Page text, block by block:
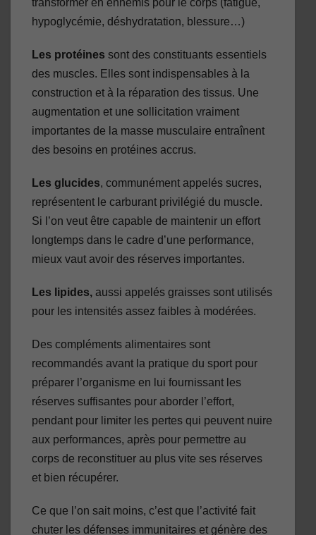
transformer en ennemis pour le corps (fatigue,
hypoglycémie, déshydratation, blessure…)
Les protéines sont des constituants essentiels
des muscles. Elles sont indispensables à la
construction et à la réparation des tissus. Une
augmentation et une sollicitation vraiment
importantes de la masse musculaire entraînent
des besoins en protéines accrus.
Les glucides, communément appelés sucres,
représentent le carburant privilégié du muscle.
Si l’on veut être capable de maintenir un effort
longtemps dans le cadre d’une performance,
mieux vaut avoir des réserves importantes.
Les lipides, aussi appelés graisses sont utilisés
pour les intensités assez faibles à modérées.
Des compléments alimentaires sont
recommandés avant la pratique du sport pour
préparer l’organisme en lui fournissant les
réserves suffisantes pour aborder l’effort,
pendant pour limiter les pertes qui peuvent nuire
aux performances, après pour permettre au
corps de reconstituer au plus vite ses réserves
et bien récupérer.
Ce que l’on sait moins, c’est que l’activité fait
chuter les défenses immunitaires et génère des